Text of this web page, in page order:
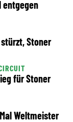
entgegen
Stoner
für Stoner
Weltmeister